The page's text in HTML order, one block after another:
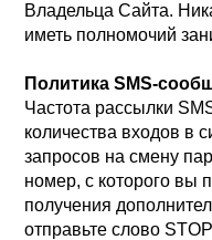
Владельца Сайта.
иметь полномочий
Политика SMS-
Частота рассылки
количества входов в
запросов на смену
номер, с которого вы
получения
отправьте слово